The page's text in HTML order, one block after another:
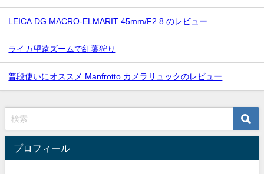
LEICA DG MACRO-ELMARIT 45mm/F2.8 のレビュー
ライカ望遠ズームで紅葉狩り
普段使いにオススメ Manfrotto カメラリュックのレビュー
プロフィール